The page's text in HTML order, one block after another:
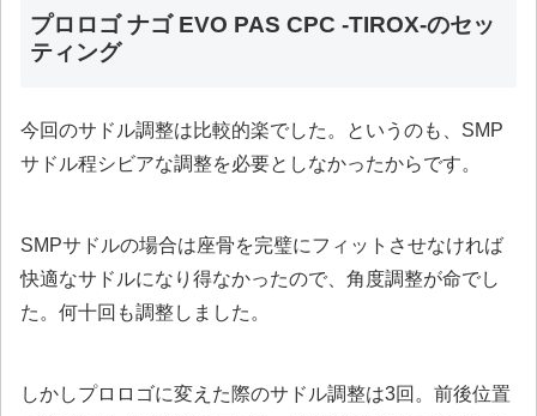
プロロゴ ナゴ EVO PAS CPC -TIROX-のセッ
ティング
今回のサドル調整は比較的楽でした。というのも、SMP
サドル程シビアな調整を必要としなかったからです。
SMPサドルの場合は座骨を完璧にフィットさせなければ
快適なサドルになり得なかったので、角度調整が命でし
た。何十回も調整しました。
しかしプロロゴに変えた際のサドル調整は3回。前後位置